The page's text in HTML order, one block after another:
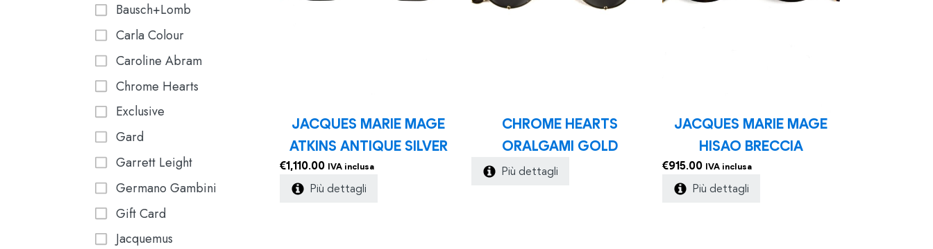
Bausch+Lomb
Carla Colour
Caroline Abram
Chrome Hearts
Exclusive
Gard
Garrett Leight
Germano Gambini
Gift Card
Jacquemus
JACQUES MARIE MAGE
ATKINS ANTIQUE SILVER
€1,110.00 IVA inclusa
Più dettagli
CHROME HEARTS
ORALGAMI GOLD
Più dettagli
JACQUES MARIE MAGE
HISAO BRECCIA
€915.00 IVA inclusa
Più dettagli